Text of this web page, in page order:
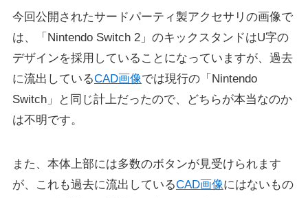
今回公開されたサードパーティ製アクセサリの画像で
は、「Nintendo Switch 2」のキックスタンドはU字の
デザインを採用していることになっていますが、過去
に流出しているCAD画像では現行の「Nintendo
Switch」と同じ計上だったので、どちらが本当なのか
は不明です。
また、本体上部には多数のボタンが見受けられます
が、これも過去に流出しているCAD画像にはないもの